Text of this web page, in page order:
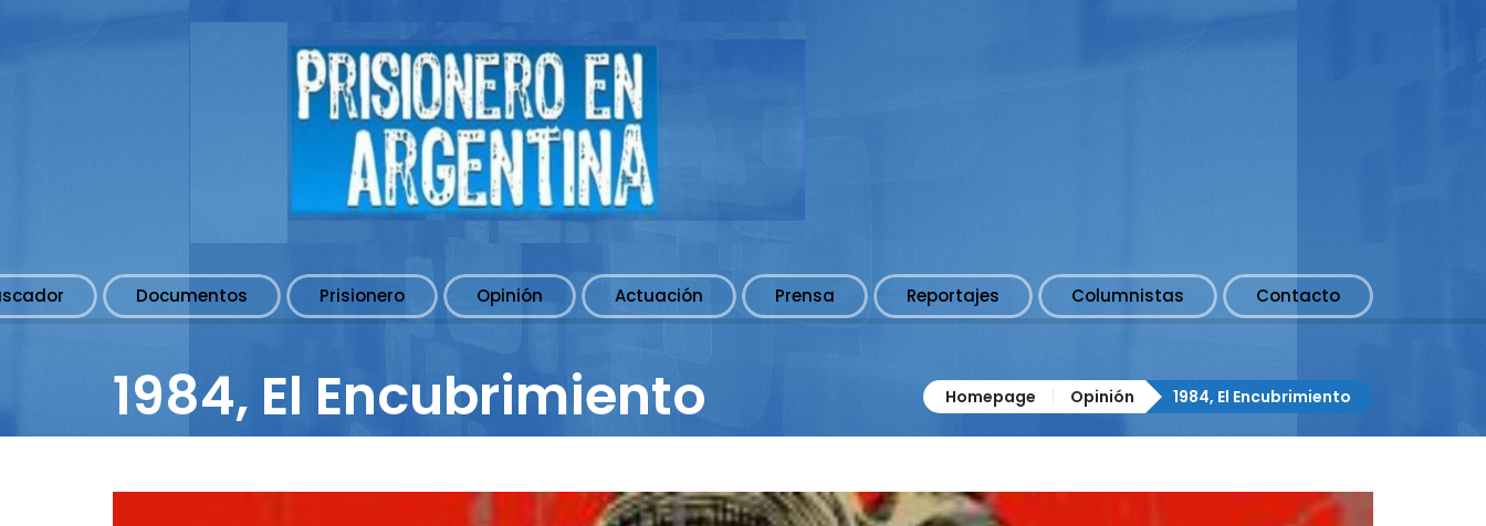
Documentos Prisionero Opinión Actuación Prensa Reportajes Columnistas Contacto
1984, El Encubrimiento Homepage Opinión 1984, El Encubrimiento